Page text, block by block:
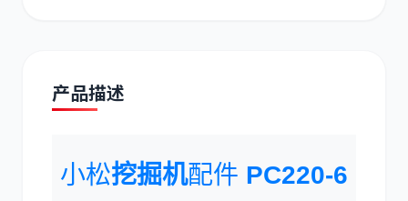
产品描述
小松挖掘机配件 PC220-6